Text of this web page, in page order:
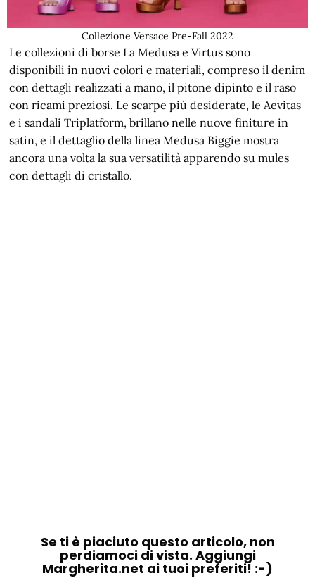
Collezione Versace Pre-Fall 2022
Le collezioni di borse La Medusa e Virtus sono
disponibili in nuovi colori e materiali, compreso il denim
con dettagli realizzati a mano, il pitone dipinto e il raso
con ricami preziosi. Le scarpe più desiderate, le Aevitas
e i sandali Triplatform, brillano nelle nuove finiture in
satin, e il dettaglio della linea Medusa Biggie mostra
ancora una volta la sua versatilità apparendo su mules
con dettagli di cristallo.
Se ti è piaciuto questo articolo, non
perdiamoci di vista. Aggiungi
Margherita.net ai tuoi preferiti! :-)